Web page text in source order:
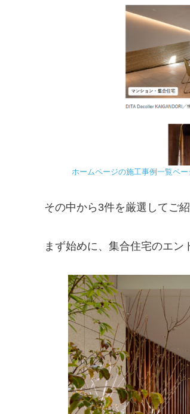
ホームページの施工事例一覧ペー
その中から3件を厳選してご紹
まず始めに、集合住宅のエン